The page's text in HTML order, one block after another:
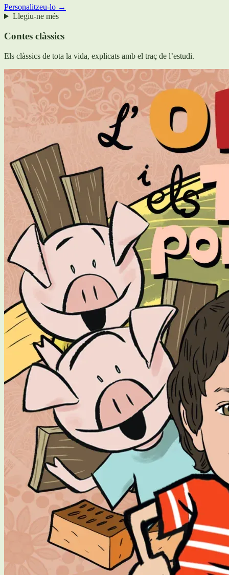
Personalitzeu-lo →
Llegiu-ne més
Contes clàssics
Els clàssics de tota la vida, explicats amb el traç de l’estudi.